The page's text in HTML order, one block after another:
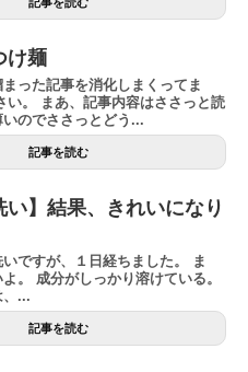
記事を読む
け麺
った記事を消化しまくってま
い。 まあ、記事内容はささっと読
のでささっとどう...
記事を読む
い】結果、きれいになり
ですが、１日経ちました。 ま
。 成分がしっかり溶けている。
、...
記事を読む